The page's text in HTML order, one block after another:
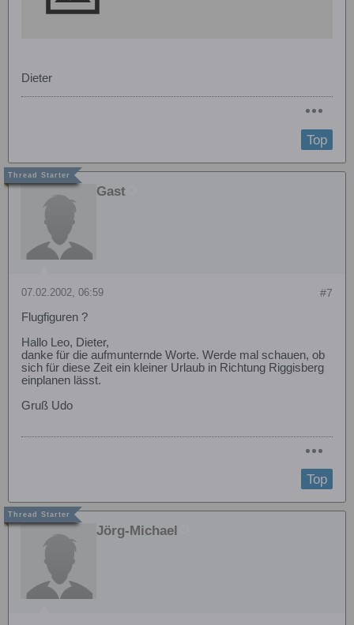
Dieter
Top
Gast
#7
07.02.2002, 06:59
Flugfiguren ?
Hallo Leo, Dieter,
danke für die aufmunternde Worte. Werde mal schauen, ob
sich für diese Zeit ein kleiner Urlaub in Richtung Riggisberg
einplanen lässt.
Gruß Udo
Top
Jörg-Michael